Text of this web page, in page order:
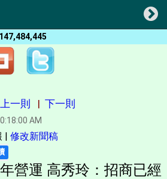
上一則 | 下一則
AM
| 修改新聞稿
營運 高秀玲：招商已經